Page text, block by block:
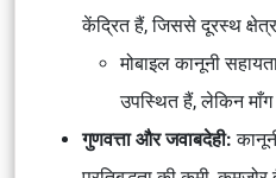
केंद्रित हैं, जिससे दूरस्थ
मोबाइल कानूनी
उपस्थित हैं, लेकिन माँग
गुणवत्ता और जवाबदेही: